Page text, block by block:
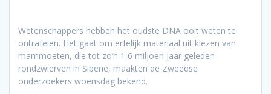
Wetenschappers hebben het oudste DNA ooit weten te
ontrafelen. Het gaat om erfelijk materiaal uit kiezen van
mammoeten, die tot zo’n 1,6 miljoen jaar geleden
rondzwierven in Siberië, maakten de Zweedse
onderzoekers woensdag bekend.